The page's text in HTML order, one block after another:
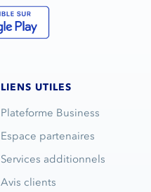
LIENS UTILES
Plateforme Business
Espace partenaires
Services additionnels
Avis clients